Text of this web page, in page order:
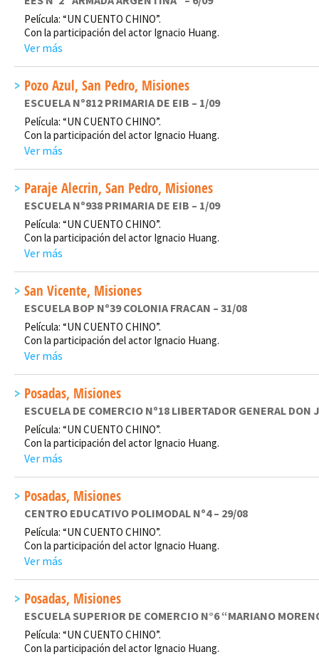
Película: “UN CUENTO CHINO”.
Con la participación del actor Ignacio Huang.
Ver más
Pozo Azul, San Pedro, Misiones
ESCUELA Nº812 PRIMARIA DE EIB – 1/09
Película: “UN CUENTO CHINO”.
Con la participación del actor Ignacio Huang.
Ver más
Paraje Alecrin, San Pedro, Misiones
ESCUELA Nº938 PRIMARIA DE EIB – 1/09
Película: “UN CUENTO CHINO”.
Con la participación del actor Ignacio Huang.
Ver más
San Vicente, Misiones
ESCUELA BOP Nº39 COLONIA FRACAN – 31/08
Película: “UN CUENTO CHINO”.
Con la participación del actor Ignacio Huang.
Ver más
Posadas, Misiones
ESCUELA DE COMERCIO Nº18 LIBERTADOR GENERAL DON
Película: “UN CUENTO CHINO”.
Con la participación del actor Ignacio Huang.
Ver más
Posadas, Misiones
CENTRO EDUCATIVO POLIMODAL Nº4 – 29/08
Película: “UN CUENTO CHINO”.
Con la participación del actor Ignacio Huang.
Ver más
Posadas, Misiones
ESCUELA SUPERIOR DE COMERCIO N°6 “MARIANO
Película: “UN CUENTO CHINO”.
Con la participación del actor Ignacio Huang.